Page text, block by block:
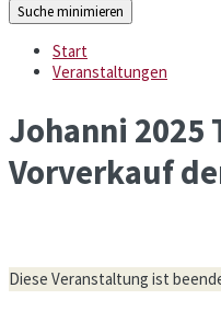
Suche minimieren
Start
Veranstaltungen
Johanni 2025
Vorverkauf
Diese Veranstaltung ist